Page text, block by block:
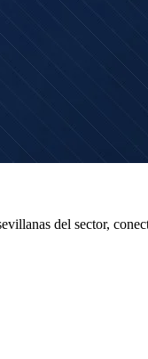
del sector,